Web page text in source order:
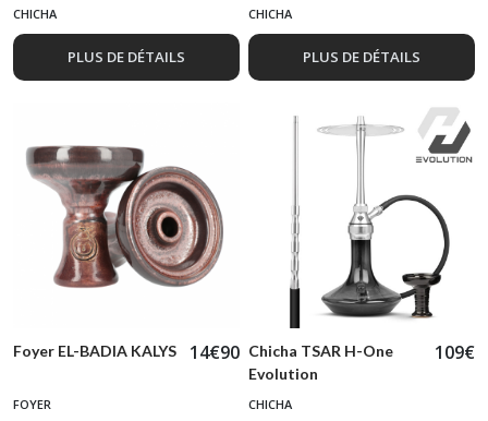
CHICHA
PLUS DE DÉTAILS
CHICHA
PLUS DE DÉTAILS
Foyer EL-BADIA KALYS 14€90
FOYER
Chicha TSAR H-One
Evolution
109€
CHICHA